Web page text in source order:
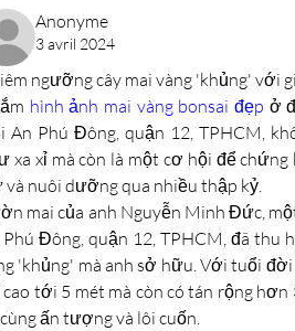
Anonyme
3 avril 2024
ngưỡng cây mai vàng 'khủng' với
hình ảnh mai vàng bonsai đẹp ở
An Phú Đông, quận 12, TPHCM,
xa xỉ mà còn là một cơ hội để
và nuôi dưỡng qua nhiều thập kỷ.
mai của anh Nguyễn Minh Đức,
Phú Đông, quận 12, TPHCM, đã thu
'khủng' mà anh sở hữu. Với tuổi
cao tới 5 mét mà còn có tán rộng
ấn tượng và lôi cuốn.